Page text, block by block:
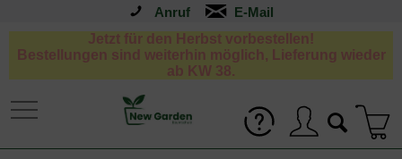
Anruf
Jetzt für den Herbst vorbestellen!
Bestellungen sind weiterhin möglich, Lieferung wieder
ab KW 38.